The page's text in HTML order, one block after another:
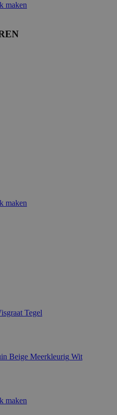
maken
maken
Tegel
Beige Meerkleurig Wit
maken